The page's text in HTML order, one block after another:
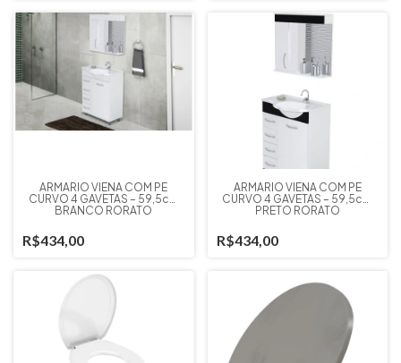
ARMÁRIO VIENA COM PÉ
CURVO 4 GAVETAS – 59,5cm
BRANCO RORATO
R$434,00
ARMÁRIO VIENA COM PÉ
CURVO 4 GAVETAS – 59,5cm
PRETO RORATO
R$434,00